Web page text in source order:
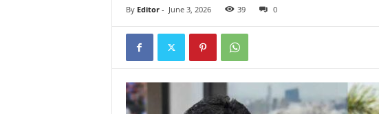
By Editor- June 3, 2026 39 0